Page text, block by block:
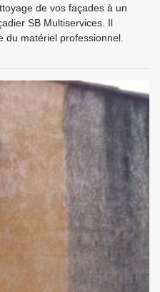
de vos façades à un
SB Multiservices. Il
du matériel professionnel.